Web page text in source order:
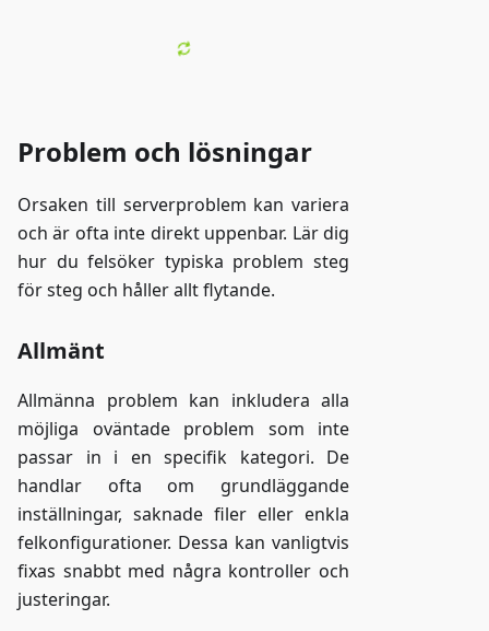
Problem och lösningar
Orsaken till serverproblem kan variera
och är ofta inte direkt uppenbar. Lär dig
hur du felsöker typiska problem steg
för steg och håller allt flytande.
Allmänt
Allmänna problem kan inkludera alla
möjliga oväntade problem som inte
passar in i en specifik kategori. De
handlar ofta om grundläggande
inställningar, saknade filer eller enkla
felkonfigurationer. Dessa kan vanligtvis
fixas snabbt med några kontroller och
justeringar.